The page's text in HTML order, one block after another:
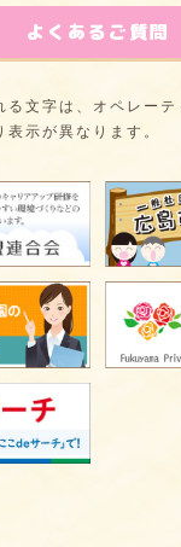
よくあるご質問
文字は、オペレーテ
示が異なります。